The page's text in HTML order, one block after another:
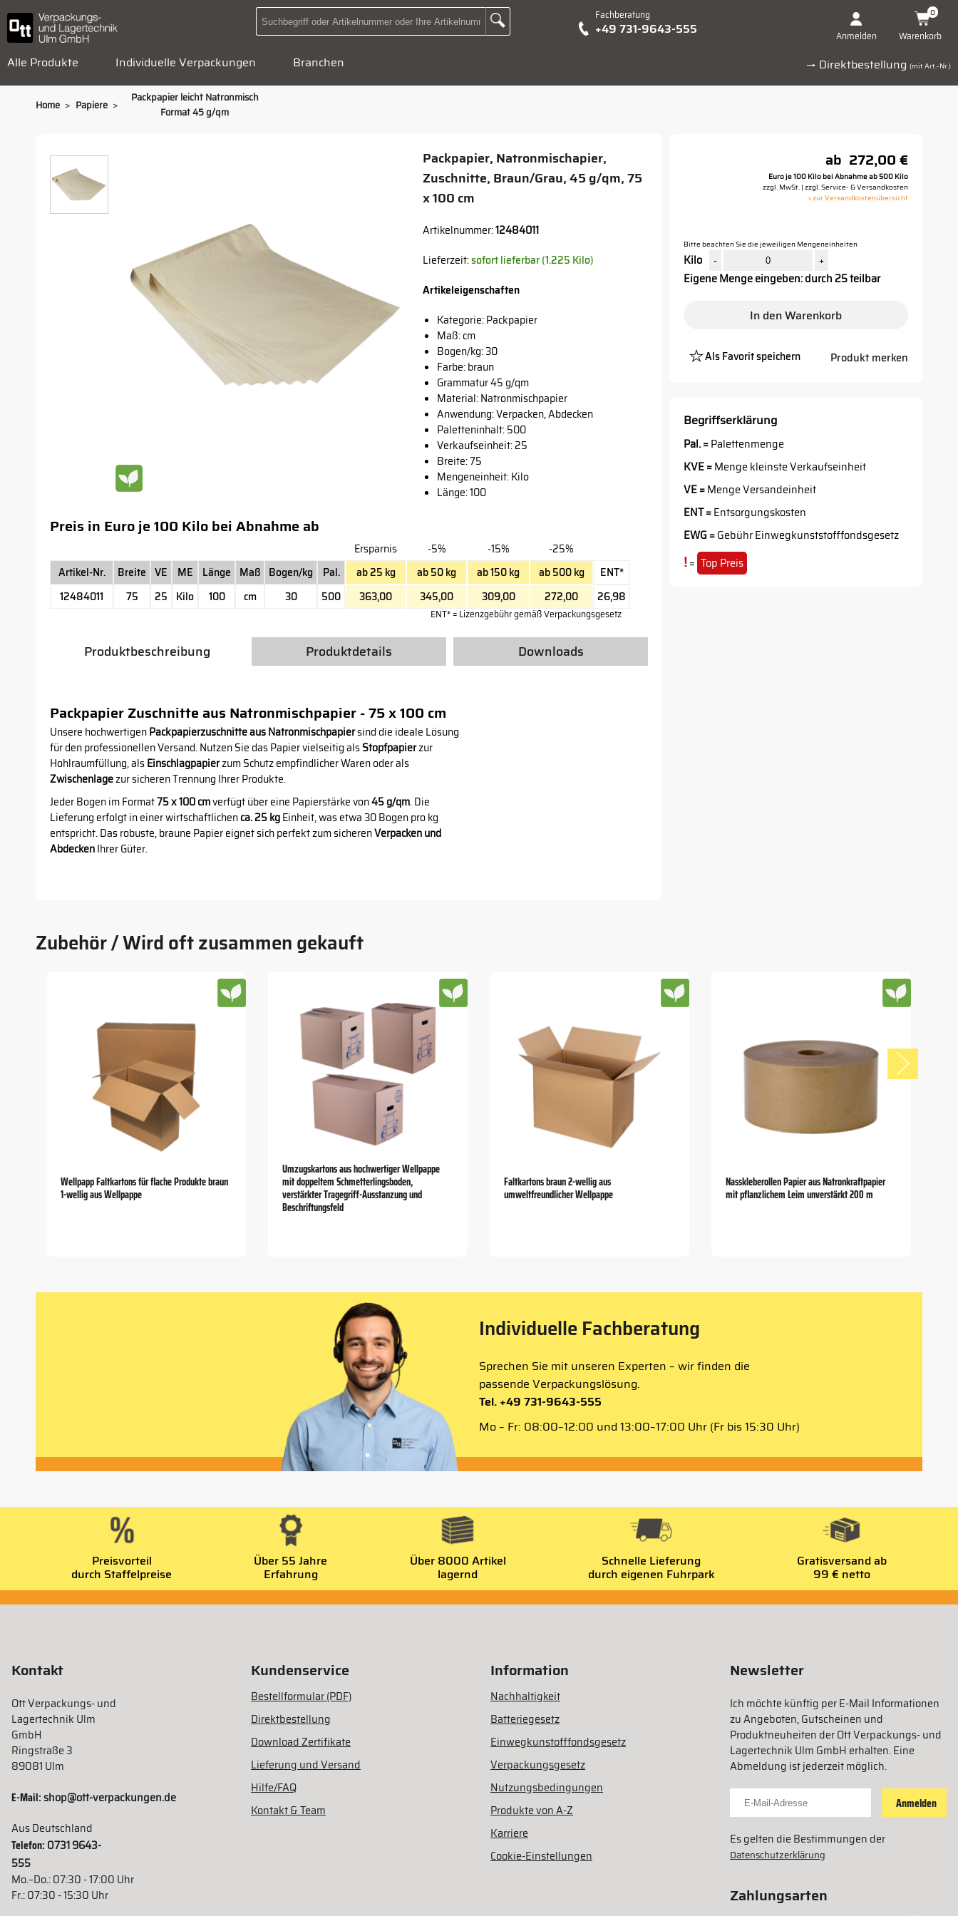
Suchbegriff oder Artikelnummer hier eingeben:
Zur Suche Landingpage Fachberatung
+49 731-9643-555 Anmelden Warenkorb
0
Alle Produkte Individuelle Verpackungen Branchen → Direktbestellung (mit Art.-Nr.)
Home > Papiere >
Packpapier leicht Natronmisch
Format 45 g/qm
Packpapier, Natronmischapier,
Zuschnitte, Braun/Grau, 45 g/qm, 75
x 100 cm
Artikelnummer:12484011
Lieferzeit:sofort lieferbar (1.225 Kilo)
Artikeleigenschaften
Kategorie: Packpapier
Maß: cm
Bogen/kg: 30
Farbe: braun
Grammatur 45 g/qm
Material: Natronmischpapier
Anwendung: Verpacken, Abdecken
Paletteninhalt: 500
Verkaufseinheit: 25
Breite: 75
Mengeneinheit: Kilo
Länge: 100
Preis in Euro je 100 Kilo bei Abnahme ab
Ersparnis -5% -15%
-25%
Artikel-Nr.
Breite VE ME Länge Maß Bogen/kg Pal. ab 25 kg ab 50 kg ab 150 kg ab 500 kg
ENT*
12484011
75 25 Kilo 100 cm 30 500 363,00 345,00 309,00 272,00 26,98
ENT* = Lizenzgebühr gemäß Verpackungsgesetz
Produktbeschreibung Produktdetails Downloads
Packpapier Zuschnitte aus Natronmischpapier - 75 x 100 cm
Unsere hochwertigenPackpapierzuschnitte aus Natronmischpapiersind die ideale Lösung
für den professionellen Versand. Nutzen Sie das Papier vielseitig alsStopfpapierzur
Hohlraumfüllung, alsEinschlagpapierzum Schutz empfindlicher Waren oder als
Zwischenlagezur sicheren Trennung Ihrer Produkte.
Jeder Bogen im Format75 x 100 cmverfügt über eine Papierstärke von45 g/qm. Die
Lieferung erfolgt in einer wirtschaftlichenca. 25 kgEinheit, was etwa 30 Bogen pro kg
entspricht. Das robuste, braune Papier eignet sich perfekt zum sicherenVerpacken und
AbdeckenIhrer Güter.
ab 272,00 €
Euro je 100 Kilo bei Abnahme ab 500 Kilo
zzgl. MwSt. | zzgl. Service- & Versandkosten
> zur Versandkostenübersicht
Bitte beachten Sie die jeweiligen Mengeneinheiten
Kilo - +
Eigene Menge eingeben: durch 25 teilbar
In den Warenkorb
Als Favorit speichern
Platzhalter
Produkt merken
Begriffserklärung
Pal. =Palettenmenge
KVE =Menge kleinste Verkaufseinheit
VE =Menge Versandeinheit
ENT =Entsorgungskosten
EWG =Gebühr Einwegkunststofffondsgesetz
!= Top Preis
Zubehör / Wird oft zusammen gekauft
Wellpapp Faltkartons für flache Produkte braun
1-wellig aus Wellpappe
Umzugskartons aus hochwertiger Wellpappe
mit doppeltem Schmetterlingsboden,
verstärkter Tragegriff-Ausstanzung und
Beschriftungsfeld
Faltkartons braun 2-wellig aus
umweltfreundlicher Wellpappe
Nasskleberollen Papier aus Natronkraftpapier
mit pflanzlichem Leim unverstärkt 200 m
Individuelle Fachberatung
Sprechen Sie mit unseren Experten – wir finden die
passende Verpackungslösung.
Tel. +49 731-9643-555
Mo – Fr: 08:00–12:00 und 13:00–17:00 Uhr (Fr bis 15:30 Uhr)
Preisvorteil
durch Staffelpreise
Über 55 Jahre
Erfahrung
Über 8000 Artikel
lagernd
Schnelle Lieferung
durch eigenen Fuhrpark
Gratisversand ab
99 € netto
Kontakt
Ott Verpackungs- und
Lagertechnik Ulm
GmbH
Ringstraße 3
89081 Ulm
E-Mail:shop@ott-verpackungen.de
Aus Deutschland
Telefon: 0731 9643-
555
Mo.–Do.: 07:30 - 17:00 Uhr
Fr.: 07:30 - 15:30 Uhr
Kundenservice
Bestellformular (PDF)
Direktbestellung
Download Zertifikate
Lieferung und Versand
Hilfe/FAQ
Kontakt & Team
Information
Nachhaltigkeit
Batteriegesetz
Einwegkunstofffondsgesetz
Verpackungsgesetz
Nutzungsbedingungen
Produkte von A-Z
Karriere
Cookie-Einstellungen
Newsletter
Ich möchte künftig per E-Mail Informationen
zu Angeboten, Gutscheinen und
Produktneuheiten der Ott Verpackungs- und
Lagertechnik Ulm GmbH erhalten. Eine
Abmeldung ist jederzeit möglich.
Für Newsletter anmelden
Anmelden
Es gelten die Bestimmungen der
Datenschutzerklärung
Zahlungsarten